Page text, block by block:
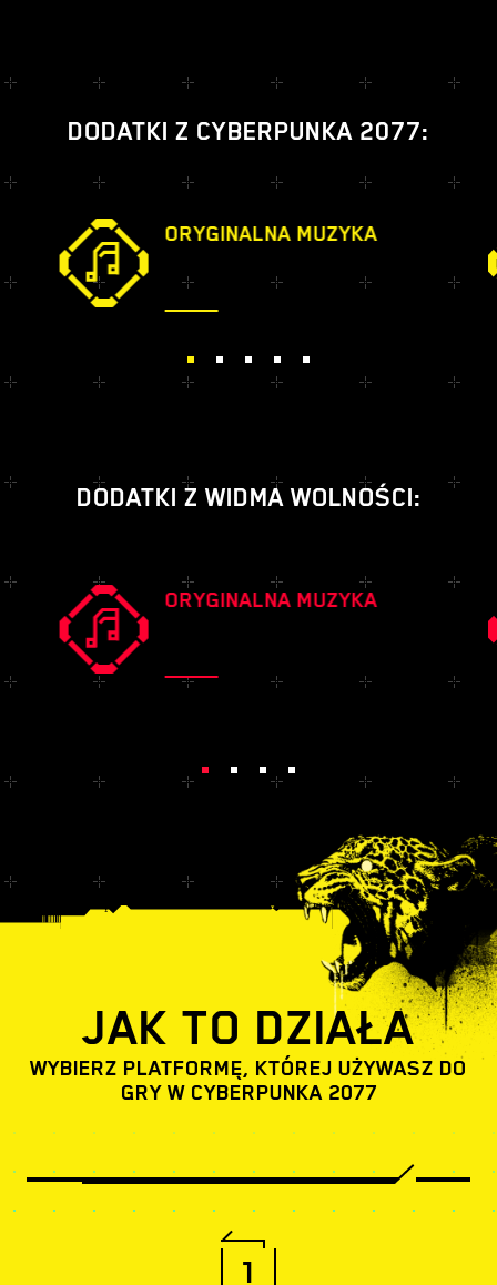
DODATKI Z CYBERPUNKA 2077:
ORYGINALNA MUZYKA
DODATKI Z WIDMA WOLNOŚCI:
ORYGINALNA MUZYKA
JAK TO DZIAŁA
WYBIERZ PLATFORMĘ, KTÓREJ UŻYWASZ DO
GRY W CYBERPUNKA 2077
1